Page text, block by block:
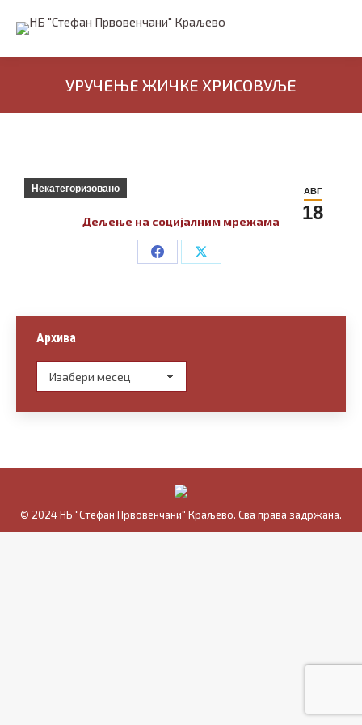
УРУЧЕЊЕ ЖИЧКЕ ХРИСОВУЉЕ
АВГ
18
Некатегоризовано
Дељење на социјалним мрежама
Share
Share
Архива
Архива
© 2024 НБ "Стефан Првовенчани" Краљево. Сва права задржана.